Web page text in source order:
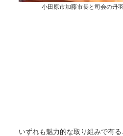
小田原市加藤市長と司会の丹
いずれも魅力的な取り組みで有